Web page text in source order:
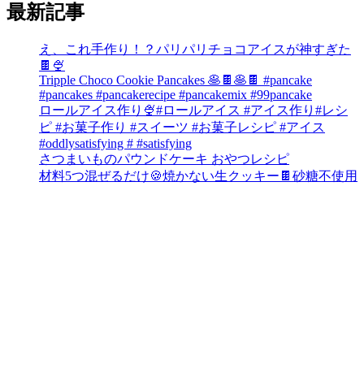
最新記事
え、これ手作り！？パリパリチョコアイスが神すぎた
🍫🍨
Tripple Choco Cookie Pancakes 🥞🍫🥞🍫 #pancake
#pancakes #pancakerecipe #pancakemix #99pancake
ロールアイス作り🍨#ロールアイス #アイス作り#レシ
ピ #お菓子作り #スイーツ #お菓子レシピ #アイス
#oddlysatisfying # #satisfying⁠
さつまいものパウンドケーキ おやつレシピ
材料5つ混ぜるだけ🍪焼かない生クッキー🍫砂糖不使用